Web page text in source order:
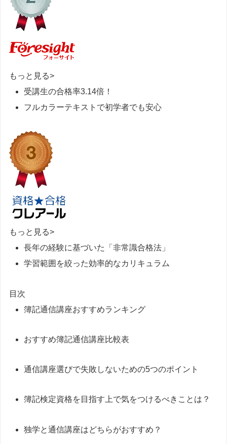
もっと見る>
受講生の合格率3.14倍！
フルカラーテキストで初学者でも安心
もっと見る>
長年の経験に基づいた「非常識合格法」
学習範囲を絞った効率的なカリキュラム
目次
簿記通信講座おすすめランキング
おすすめ簿記通信講座比較表
通信講座選びで失敗しないための5つのポイント
簿記検定資格を目指す上で気をつけるべきことは？
独学と通信講座はどちらがおすすめ？